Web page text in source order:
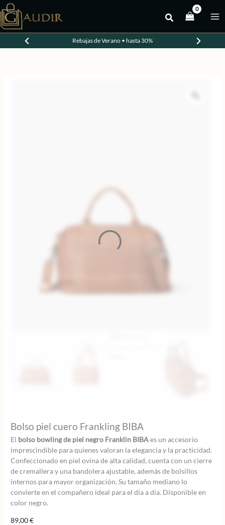
al
contenido
Rebajas de Verano • hasta 30%
Bolso piel cuero Frankling BIBA
El bolso bowling de piel negro Franklin BIBAes un accesorio
imprescindible para quienes valoran la elegancia y la practicidad.
Confeccionado en piel ovina de alta calidad, cuenta con un cierre
de cremallera y una bandolera ajustable, además de bolsillos
internos para mayor organización. Su tamaño mediano lo
convierte en el compañero ideal para el día a día. Disponible en
color negro.
89,00€